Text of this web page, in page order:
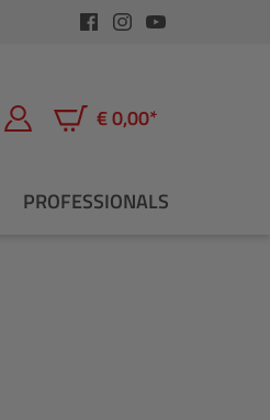
€ 0,00*
Warenkorb enthält 0
PROFESSIONALS